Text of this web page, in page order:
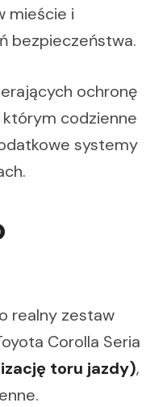
mieście i
bezpieczeństwa.
ochronę
którym codzienne
systemy
realny zestaw
Corolla Seria
toru jazdy),